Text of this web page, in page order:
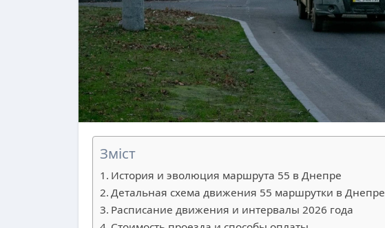
Зміст
История и эволюция маршрута 55 в Днепре
Детальная схема движения 55 маршрутки в Днепре
Расписание движения и интервалы 2026 года